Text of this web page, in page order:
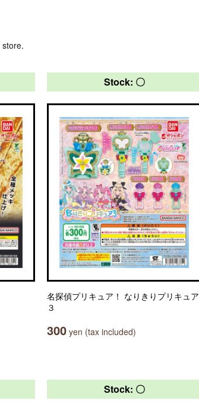
Stock: 〇
名探偵プリキュア！ なりきりプリキュア
３
300 yen (tax included)
Stock: 〇